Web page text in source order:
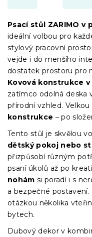
Psací stůl ZARIMO
ideální volbou pro
stylový pracovní
vejde i do menšího
dostatek prostoru pro
Kovová konstrukce
zatímco odolná deska
přírodní vzhled.
konstrukce – po
Tento stůl je skvělou
dětský pokoj nebo
přizpůsobí různým
psaní úkolů až po
nohám si poradí i s
a bezpečné postavení.
otázkou několika
bytech.
Dubový dekor v